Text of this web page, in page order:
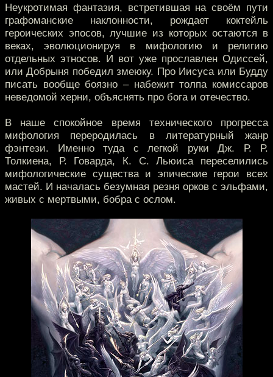
Неукротимая фантазия, встретившая на своём пути
графоманские наклонности, рождает коктейль
героических эпосов, лучшие из которых остаются в
веках, эволюционируя в мифологию и религию
отдельных этносов. И вот уже прославлен Одиссей,
или Добрыня победил змеюку. Про Иисуса или Будду
писать вообще боязно – набежит толпа комиссаров
неведомой херни, объяснять про бога и отечество.
В наше спокойное время технического прогресса
мифология переродилась в литературный жанр
фэнтези. Именно туда с легкой руки Дж. Р. Р.
Толкиена, Р. Говарда, К. С. Льюиса переселились
мифологические существа и эпические герои всех
мастей. И началась безумная резня орков с эльфами,
живых с мертвыми, бобра с ослом.